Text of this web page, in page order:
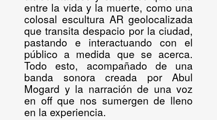
entre la vida y la muerte, como una
colosal escultura AR geolocalizada
que transita despacio por la ciudad,
pastando e interactuando con el
público a medida que se acerca.
Todo esto, acompañado de una
banda sonora creada por Abul
Mogard y la narración de una voz
en off que nos sumergen de lleno
en la experiencia.